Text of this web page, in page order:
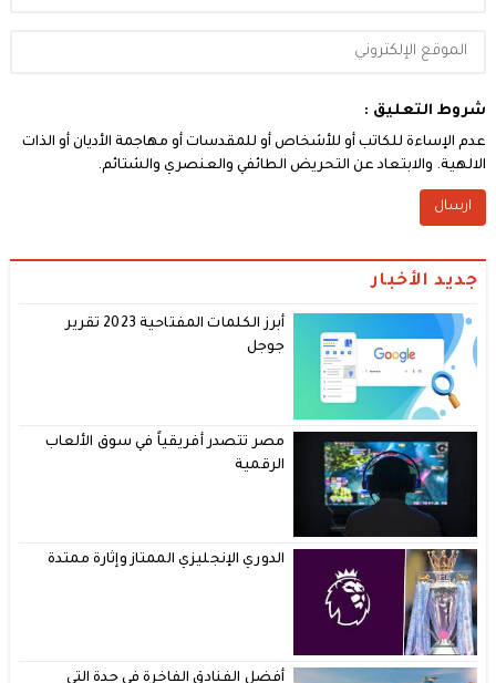
شروط التعليق :
عدم الإساءة للكاتب أو للأشخاص أو للمقدسات أو مهاجمة الأديان أو الذات
الالهية. والابتعاد عن التحريض الطائفي والعنصري والشتائم.
جديد الأخبار
أبرز الكلمات المفتاحية 2023 تقرير
جوجل
مصر تتصدر أفريقياً في سوق الألعاب
الرقمية
الدوري الإنجليزي الممتاز وإثارة ممتدة
أفضل الفنادق الفاخرة في جدة التي